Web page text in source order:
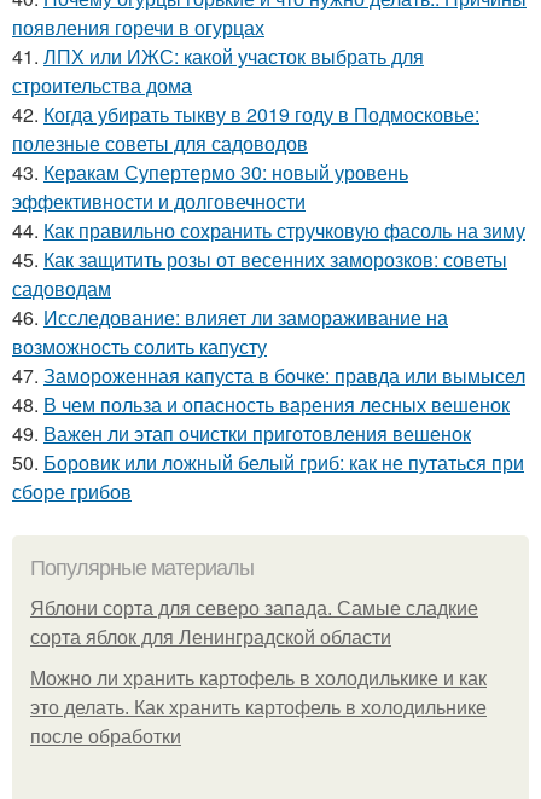
появления горечи в огурцах
41. ЛПХ или ИЖС: какой участок выбрать для
строительства дома
42. Когда убирать тыкву в 2019 году в Подмосковье:
полезные советы для садоводов
43. Керакам Супертермо 30: новый уровень
эффективности и долговечности
44. Как правильно сохранить стручковую фасоль на зиму
45. Как защитить розы от весенних заморозков: советы
садоводам
46. Исследование: влияет ли замораживание на
возможность солить капусту
47. Замороженная капуста в бочке: правда или вымысел
48. В чем польза и опасность варения лесных вешенок
49. Важен ли этап очистки приготовления вешенок
50. Боровик или ложный белый гриб: как не путаться при
сборе грибов
Популярные материалы
Яблони сорта для северо запада. Самые сладкие
сорта яблок для Ленинградской области
Можно ли хранить картофель в холодилькике и как
это делать. Как хранить картофель в холодильнике
после обработки